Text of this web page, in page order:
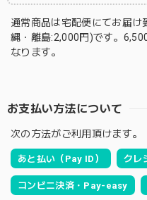
通常商品は宅配便にてお届
縄・離島:2,000円)です。
なります。
お支払い方法について
次の方法がご利用頂けます。
あと払い（Pay ID） クレ
コンビニ決済・Pay-easy